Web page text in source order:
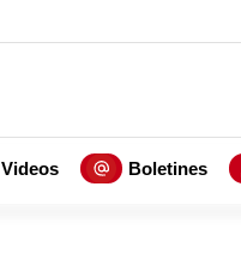
Videos Boletines